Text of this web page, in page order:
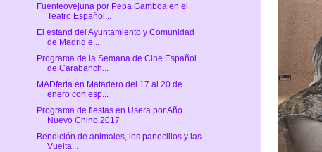
Fuenteovejuna por Pepa Gamboa en el
Teatro Español...
El estand del Ayuntamiento y Comunidad
de Madrid e...
Programa de la Semana de Cine Español
de Carabanch...
MADferia en Matadero del 17 al 20 de
enero con esp...
Programa de fiestas en Usera por Año
Nuevo Chino 2017
Bendición de animales, los panecillos y las
Vuelta...